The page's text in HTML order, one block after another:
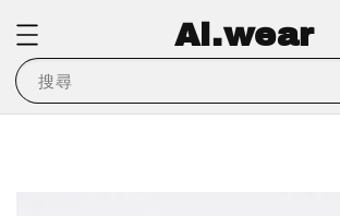
Ai.wear
搜尋